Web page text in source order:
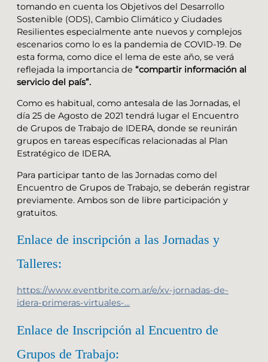
tomando en cuenta los Objetivos del Desarrollo
Sostenible (ODS), Cambio Climático y Ciudades
Resilientes especialmente ante nuevos y complejos
escenarios como lo es la pandemia de COVID-19. De
esta forma, como dice el lema de este año, se verá
reflejada la importancia de “compartir información al
servicio del país”.
Como es habitual, como antesala de las Jornadas, el
día 25 de Agosto de 2021 tendrá lugar el Encuentro
de Grupos de Trabajo de IDERA, donde se reunirán
grupos en tareas específicas relacionadas al Plan
Estratégico de IDERA.
Para participar tanto de las Jornadas como del
Encuentro de Grupos de Trabajo, se deberán registrar
previamente. Ambos son de libre participación y
gratuitos.
Enlace de inscripción a las Jornadas y
Talleres:
https://www.eventbrite.com.ar/e/xv-jornadas-de-
idera-primeras-virtuales-...
Enlace de Inscripción al Encuentro de
Grupos de Trabajo: